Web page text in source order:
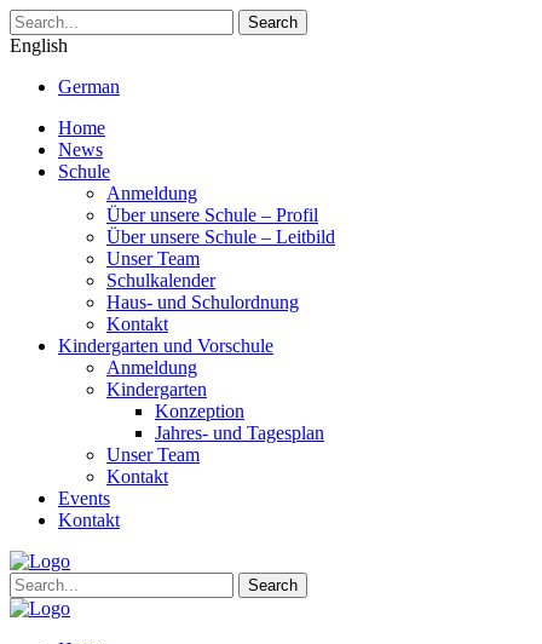
Search
English
German
Home
News
Schule
Anmeldung
Über unsere Schule – Profil
Über unsere Schule – Leitbild
Unser Team
Schulkalender
Haus- und Schulordnung
Kontakt
Kindergarten und Vorschule
Anmeldung
Kindergarten
Konzeption
Jahres- und Tagesplan
Unser Team
Kontakt
Events
Kontakt
Search